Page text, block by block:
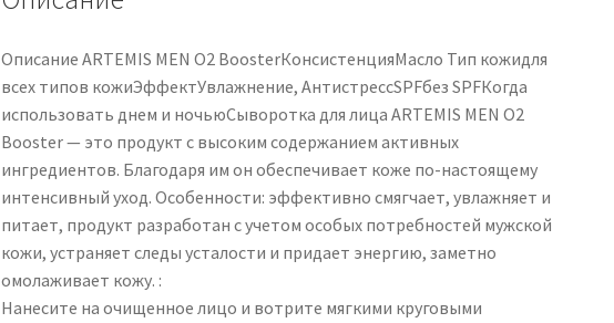
Описание ARTEMIS MEN O2 BoosterКонсистенцияМасло Тип кожидля
всех типов кожиЭффектУвлажнение, АнтистрессSPFбез SPFКогда
использовать днем ​​и ночьюСыворотка для лица ARTEMIS MEN O2
Booster — это продукт с высоким содержанием активных
ингредиентов. Благодаря им он обеспечивает коже по-настоящему
интенсивный уход. Особенности: эффективно смягчает, увлажняет и
питает, продукт разработан с учетом особых потребностей мужской
кожи, устраняет следы усталости и придает энергию, заметно
омолаживает кожу. :
Нанесите на очищенное лицо и вотрите мягкими круговыми